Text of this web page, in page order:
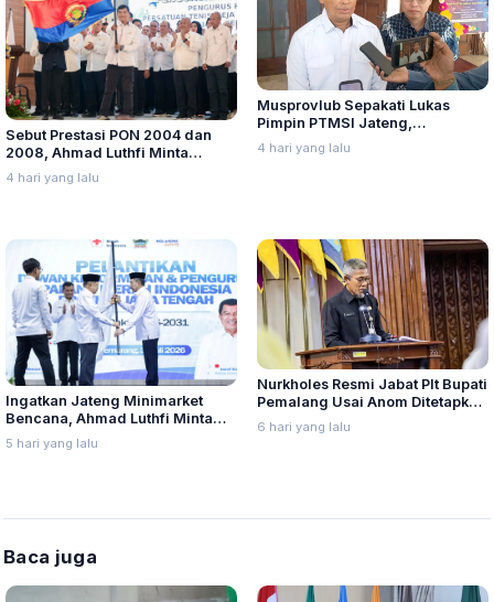
Sebut Prestasi PON 2004 dan
2008, Ahmad Luthfi Minta
PTMSI Targetkan Prestasi Tenis
Meja Jateng Hingga
4 hari yang lalu
Musprovlub Sepakati Lukas
Pimpin PTMSI Jateng,
Diharapkan Mampu Benahi
Prestasi Atlet Tenis Meja Jawa
4 hari yang lalu
Ingatkan Jateng Minimarket
Bencana, Ahmad Luthfi Minta
PMI Jadi Garda Depan
5 hari yang lalu
Nurkholes Resmi Jabat Plt Bupati
Pemalang Usai Anom Ditetapkan
Tersangka KPK
6 hari yang lalu
Baca juga